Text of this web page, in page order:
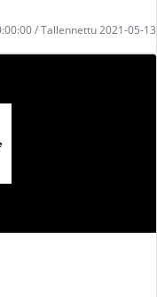
/ Tallennettu 2021-05-13